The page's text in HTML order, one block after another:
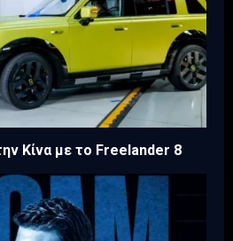
Κίνα με το Freelander 8